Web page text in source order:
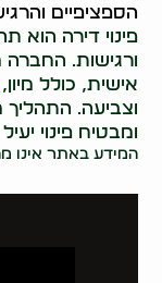
הספציפיים
פינוי דירה הוא
ורגישות.
אישית, כולל
וצביעה.
ומבטיח פינוי
המידע באתר אינו